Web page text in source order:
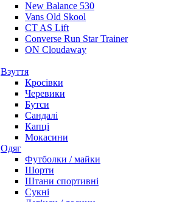
New Balance 530
Vans Old Skool
CT AS Lift
Converse Run Star Trainer
ON Cloudaway
Взуття
Кросівки
Черевики
Бутси
Сандалі
Капці
Мокасини
Одяг
Футболки / майки
Шорти
Штани спортивні
Сукні